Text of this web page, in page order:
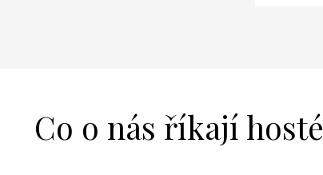
Co o nás říkají hosté